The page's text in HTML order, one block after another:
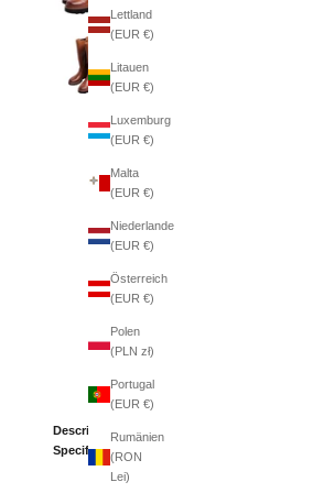
Lettland
(EUR €)
Litauen
(EUR €)
Luxemburg
(EUR €)
Malta
(EUR €)
Niederlande
(EUR €)
Österreich
(EUR €)
Polen
(PLN zł)
Portugal
(EUR €)
Rumänien
(RON
Lei)
Description
Specifications